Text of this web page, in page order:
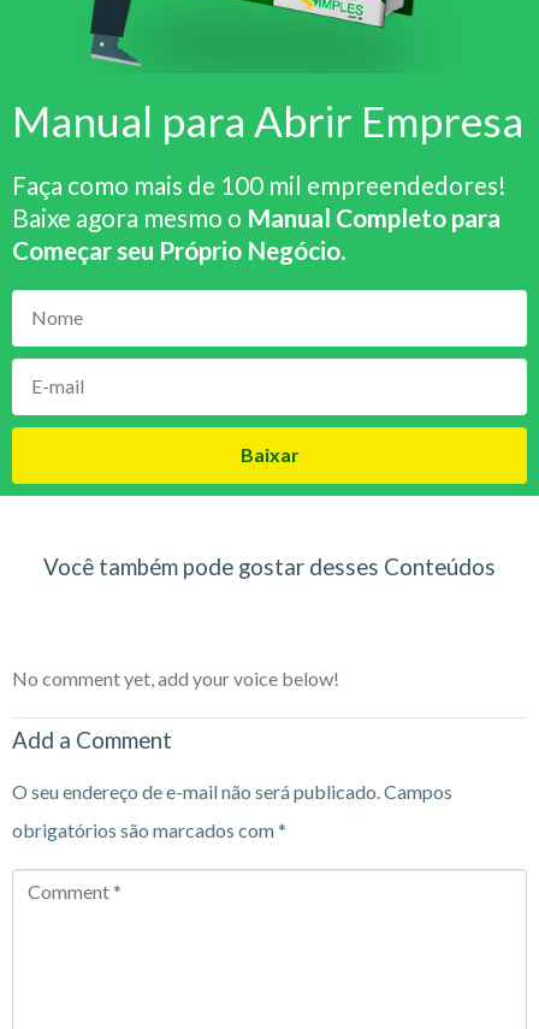
Manual para Abrir Empresa
Faça como mais de 100 mil empreendedores!
Baixe agora mesmo o Manual Completo para
Começar seu Próprio Negócio.
Baixar
Você também pode gostar desses Conteúdos
No comment yet, add your voice below!
Add a Comment
O seu endereço de e-mail não será publicado. Campos
obrigatórios são marcados com*
Comment